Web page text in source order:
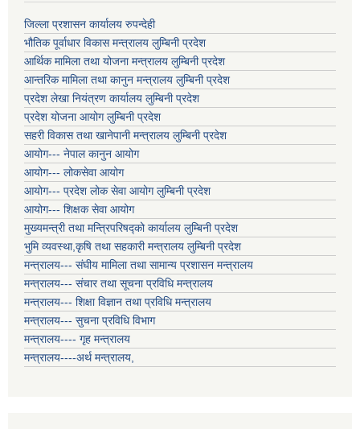
जिल्ला प्रशासन कार्यालय रुपन्देही
भौतिक पूर्वाधार विकास मन्त्रालय लुम्बिनी प्रदेश
आर्थिक मामिला तथा योजना मन्त्रालय लुम्बिनी प्रदेश
आन्तरिक मामिला तथा कानुन मन्त्रालय लुम्बिनी प्रदेश
प्रदेश लेखा नियंत्रण कार्यालय लुम्बिनी प्रदेश
प्रदेश योजना आयोग लुम्बिनी प्रदेश
सहरी विकास तथा खानेपानी मन्त्रालय लुम्बिनी प्रदेश
आयोग--- नेपाल कानुन आयोग
आयोग--- लोकसेवा आयोग
आयोग--- प्रदेश लोक सेवा आयोग लुम्बिनी प्रदेश
आयोग--- शिक्षक सेवा आयोग
मुख्यमन्त्री तथा मन्त्रिपरिषद्को कार्यालय लुम्बिनी प्रदेश
भुमि व्यवस्था,कृषि तथा सहकारी मन्त्रालय लुम्बिनी प्रदेश
मन्त्रालय--- संघीय मामिला तथा सामान्य प्रशासन मन्त्रालय
मन्त्रालय--- संचार तथा सूचना प्रविधि मन्त्रालय
मन्त्रालय--- शिक्षा विज्ञान तथा प्रविधि मन्त्रालय
मन्त्रालय--- सुचना प्रविधि विभाग
मन्त्रालय---- गृह मन्त्रालय
मन्त्रालय----अर्थ मन्त्रालय,